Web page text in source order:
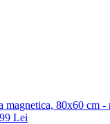
magnetica, 80x60 cm
99 Lei